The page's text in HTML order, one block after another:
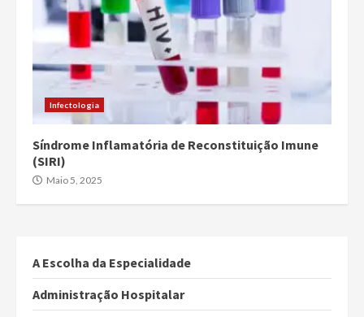
Infectologia
Síndrome Inflamatória de Reconstituição Imune
(SIRI)
Maio 5, 2025
A Escolha da Especialidade
Administração Hospitalar